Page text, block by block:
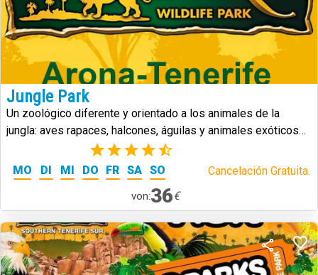
Jungle Park
Un zoológico diferente y orientado a los animales de la
jungla: aves rapaces, halcones, águilas y animales exóticos
(5)
MO DI MI DO FR SA SO Cancelación Gratuita.
von:36€